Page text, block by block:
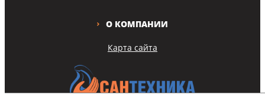
Карта сайта
О КОМПАНИИ